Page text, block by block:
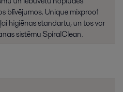
blīvējumos. Unique mixproof
higiēnas standartu, un tos var
sistēmu SpiralClean.